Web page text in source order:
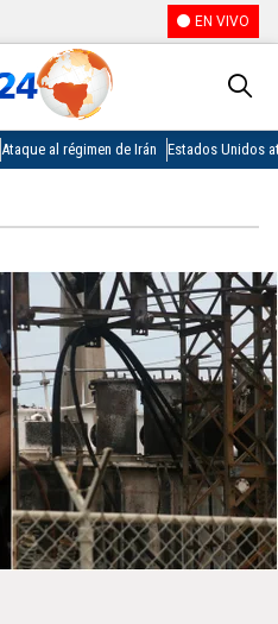
EN VIVO
Ataque al régimen de Irán Estados Unidos